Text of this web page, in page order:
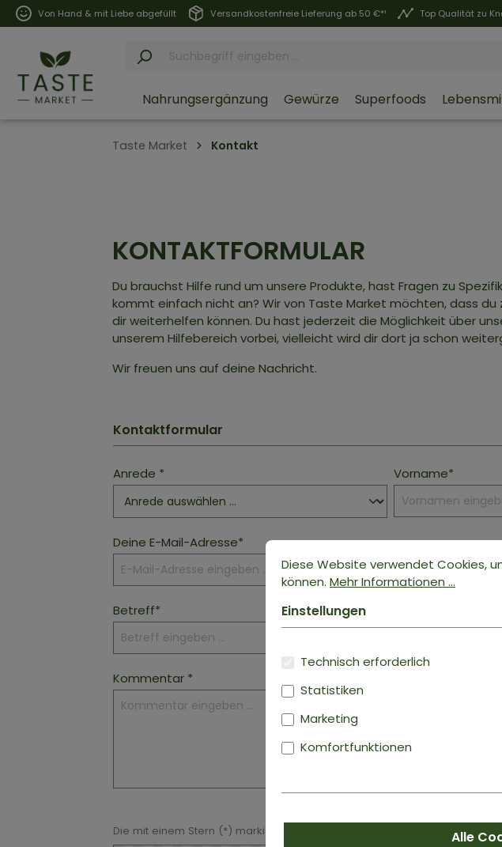
Von Hand & mit Liebe abgefüllt Versandkostenfreie Lieferung ab 50 €*¹ Top Qualität zu
Nahrungsergänzung Gewürze Superfoods
Taste Market Kontakt
KONTAKTFORMULAR
Du brauchst Hilfe rund um unsere Produkte, hast Fragen zu
kommt einfach nicht an? Wir von Taste Market möchten, dass
dir weiterhelfen können. Du hast jederzeit die Möglichkeit über
unserem Hilfebereich vorbei, vielleicht wird dir dort ja schon
Wir freuen uns auf deine Nachricht.
Kontaktformular
Anrede * Vorname*
Deine E-Mail-Adresse*
Betreff*
Kommentar *
Die mit einem Stern (*) markierten Felder sind Pflichtfelder.
Diese Website verwendet Cookies,
können. Mehr Informationen ...
Einstellungen
Technisch erforderlich
Statistiken
Marketing
Komfortfunktionen
Alle